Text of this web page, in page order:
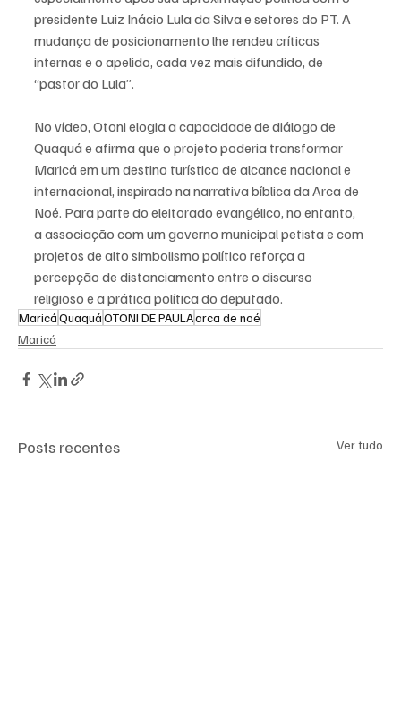
presidente Luiz Inácio Lula da Silva e setores do PT. A
mudança de posicionamento lhe rendeu críticas
internas e o apelido, cada vez mais difundido, de
“pastor do Lula”.
No vídeo, Otoni elogia a capacidade de diálogo de
Quaquá e afirma que o projeto poderia transformar
Maricá em um destino turístico de alcance nacional e
internacional, inspirado na narrativa bíblica da Arca de
Noé. Para parte do eleitorado evangélico, no entanto,
a associação com um governo municipal petista e com
projetos de alto simbolismo político reforça a
percepção de distanciamento entre o discurso
religioso e a prática política do deputado.
MaricáQuaquáOTONI DE PAULAarca de noé
Maricá
Posts recentes Ver tudo